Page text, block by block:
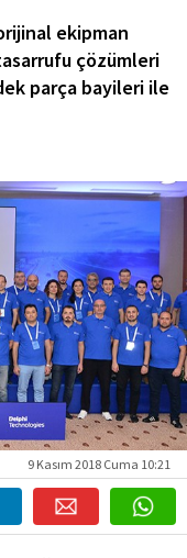
ekipman
çözümleri
parça bayileri ile
9 Kasım 2018 Cuma 10:21